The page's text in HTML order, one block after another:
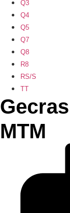
Q3
Q4
Q5
Q7
Q8
R8
RS/S
TT
MTM